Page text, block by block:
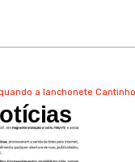
a lanchonete